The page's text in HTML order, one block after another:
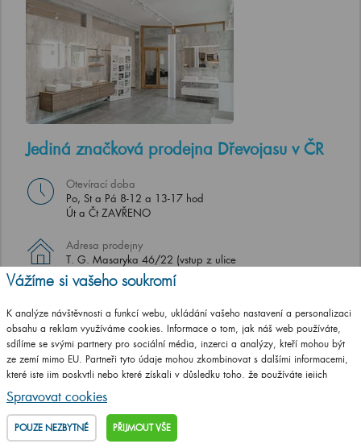
Jediná značková prodejna Dřevojasu v ČR
Otevírací doba
Po, St a Pá 8-12 a 13-17 hod
Út a Čt ZAVŘENO
Adresa prodejny
T. G. Masaryka 46/22 (vstup z ulice
Jungmannova), 568 02 Svitavy
UKAŽ NA MAPĚ
Vážíme si vašeho soukromí
K analýze návštěvnosti a funkcí webu, ukládání vašeho nastavení a personalizaci
obsahu a reklam využíváme cookies. Informace o tom, jak náš web používáte,
sdílíme se svými partnery pro sociální média, inzerci a analýzy, kteří mohou být
ze zemí mimo EU. Partneři tyto údaje mohou zkombinovat s dalšími informacemi,
které jste jim poskytli nebo které získali v důsledku toho, že používáte jejich
služby.
Podrobné informace
Spravovat cookies
POUZE NEZBYTNÉ PŘIJMOUT VŠE